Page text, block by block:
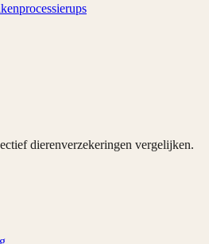
dierenverzekeringen vergelijken.